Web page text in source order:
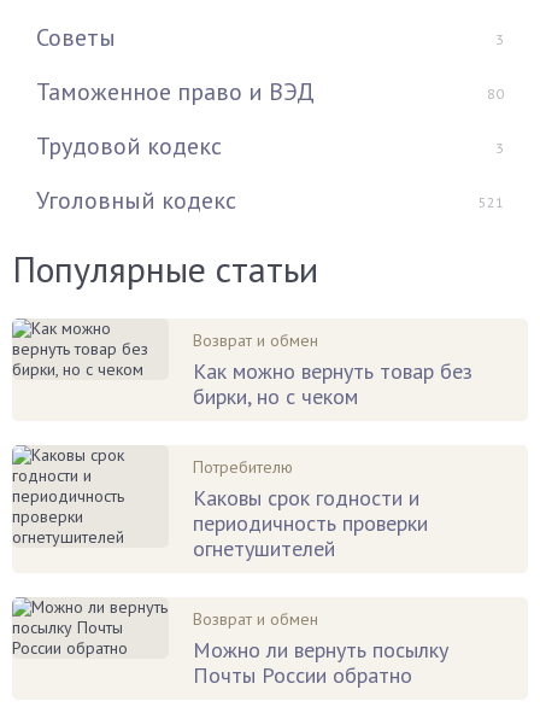
Советы 3
Таможенное право и ВЭД 80
Трудовой кодекс 3
Уголовный кодекс 521
Популярные статьи
Возврат и обмен
Как можно вернуть товар без
бирки, но с чеком
Потребителю
Каковы срок годности и
периодичность проверки
огнетушителей
Возврат и обмен
Можно ли вернуть посылку
Почты России обратно